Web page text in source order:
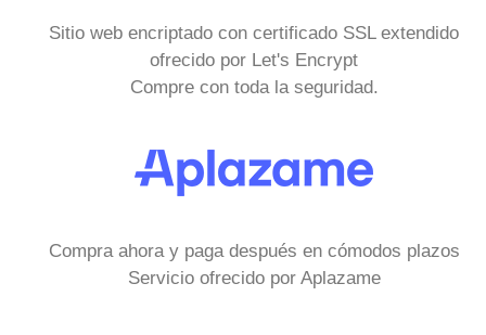
Sitio web encriptado con certificado SSL extendido
ofrecido por Let's Encrypt
Compre con toda la seguridad.
Compra ahora y paga después en cómodos plazos
Servicio ofrecido por Aplazame